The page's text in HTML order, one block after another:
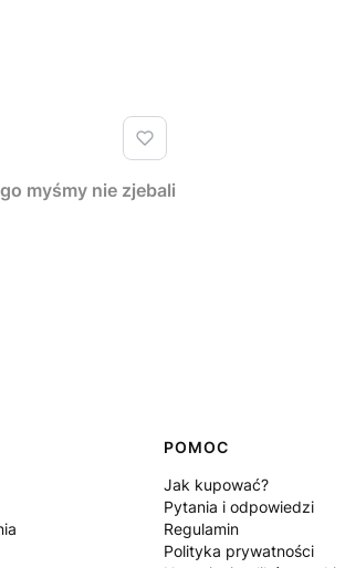
myśmy nie zjebali
POMOC
Jak kupować?
Pytania i odpowiedzi
Regulamin
Polityka prywatności